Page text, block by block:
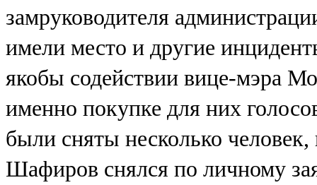
замруководителя
имели место и другие
якобы содействии вице-мэра
именно покупке для них
были сняты несколько
Шафиров снялся по личному